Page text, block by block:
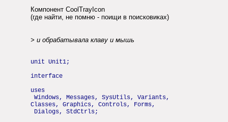
Компонент CoolTrayIcon
(где найти, не помню - поищи в поисковиках)
> и обрабатывала клаву и мышь
unit Unit1;
interface
uses
Windows, Messages, SysUtils, Variants,
Classes, Graphics, Controls, Forms,
Dialogs, StdCtrls;